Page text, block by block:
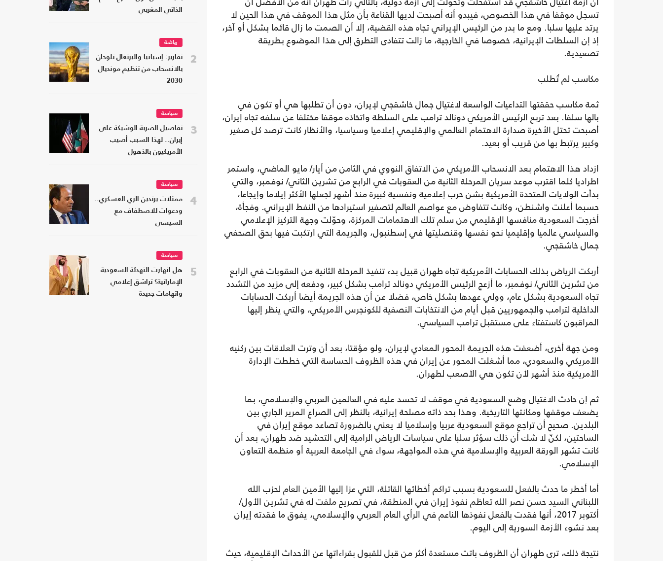
تسجل موقفا في هذا الخصوص، فيبدو أنه أصبحت لديها القناعة بأن مثل هذا الموقف في هذا الحين لا
يرتد عليها سلبا. ومع ما بدر من الرئيس الإيراني تجاه هذه القضية، إلا أن الصمت ما زال قائما بشكل أو آخر،
إذ إن السلطات الإيرانية، خصوصا في الخارجية، ما زالت تتفادى التطرق إلى هذا الموضوع بطريقة
تصعيدية.
مكاسب لم تُطلب
ثمة مكاسب حققتها التداعيات الواسعة لاغتيال جمال خاشقجي لإيران، دون أن تطلبها هي أو تكون في
بالها سلفا. بعد تربع الرئيس الأمريكي دونالد ترامب على السلطة واتخاذه موقفا مختلفا عن سلفه تجاه إيران،
أصبحت تحتل الأخيرة صدارة الاهتمام العالمي والإقليمي إعلاميا وسياسيا، والأنظار كانت ترصد كل صغير
وكبير يرتبط بها من قريب أو بعيد.
ازداد هذا الاهتمام بعد الانسحاب الأمريكي من الاتفاق النووي في الثامن من أيار/ مايو الماضي، واستمر
اطراديا كلما اقترب موعد سريان المرحلة الثانية من العقوبات في الرابع من تشرين الثاني/ نوفمبر، والتي
بدأت الولايات المتحدة الأمريكية بشن حرب إعلامية ونفسية كبيرة منذ أشهر لجعلها الأكثر إيلاما وإيجاعا،
حسبما أعلنت واشنطن، وكانت تتفاوض مع عواصم العالم لتصفير استيرادها من النفط الإيراني. وفجأة،
أخرجت السعودية منافسها الإقليمي من سلم تلك الاهتمامات المركزة، وحوّلت وجهة التركيز الإعلامي
والسياسي عالميا وإقليميا نحو نفسها وقنصليتها في إسطنبول، والجريمة التي ارتكبت فيها بحق الصحفي
جمال خاشقجي.
أربكت الرياض بذلك الحسابات الأمريكية تجاه طهران قبيل بدء تنفيذ المرحلة الثانية من العقوبات في الرابع
من تشرين الثاني/ نوفمبر، ما أزعج الرئيس الأمريكي دونالد ترامب بشكل كبير، ودفعه إلى مزيد من التشدد
تجاه السعودية بشكل عام، وولي عهدها بشكل خاص، فضلا عن أن هذه الجريمة أيضا أربكت الحسابات
الداخلية لترامب والجمهوريين قبل أيام من الانتخابات النصفية للكونجرس الأمريكي، والتي ينظر إليها
المراقبون كاستفتاء على مستقبل ترامب السياسي.
ومن جهة أخرى، أضعفت هذه الجريمة المحور المعادي لإيران، ولو مؤقتا، بعد أن وترت العلاقات بين ركنيه
الأمريكي والسعودي، مما أشغلت المحور عن إيران في هذه الظروف الحساسة التي خططت الإدارة
الأمريكية منذ أشهر لأن تكون هي الأصعب لطهران.
ثم إن حادث الاغتيال وضع السعودية في موقف لا تحسد عليه في العالمين العربي والإسلامي، بما
يضعف موقفها ومكانتها التاريخية. وهذا بحد ذاته مصلحة إيرانية، بالنظر إلى الصراع المرير الجاري بين
البلدين. صحيح أن تراجع موقع السعودية عربيا وإسلاميا لا يعني بالضرورة تصاعد موقع إيران في
الساحتين، لكنّ لا شك أن ذلك سؤثر سلبا على سياسات الرياض الرامية إلى التحشيد ضد طهران، بعد أن
كانت تشهر الورقة العربية والإسلامية في هذه المواجهة، سواء في الجامعة العربية أو منظمة التعاون
الإسلامي.
أما أخطر ما حدث بالفعل للسعودية بسبب تراكم أخطائها القاتلة، التي عزا إليها الأمين العام لحزب الله
اللبناني السيد حسن نصر الله تعاظم نفوذ إيران في المنطقة، في تصريح ملفت له في تشرين الأول/
أكتوبر 2017، أنها فقدت بالفعل نفوذها الناعم في الرأي العام العربي والإسلامي، يفوق ما فقدته إيران
بعد نشوء الأزمة السورية إلى اليوم.
نتيجة ذلك، ترى طهران أن الظروف باتت مستعدة أكثر من قبل للقبول بقراءاتها عن الأحداث الإقليمية، حيث
الذاتي المغربي
2
رياضة
تقارير: إسبانيا والبرتغال تلوحان
بالانسحاب من تنظيم مونديال
2030
3
سياسة
تفاصيل الضربة الوشيكة على
إيران.. لهذا السبب أصيب
الأمريكيون بالذهول
4
سياسة
ممثلات يرتدين الزي العسكري..
ودعوات للاصطفاف مع
السيسي
5
سياسة
هل انهارت التهدئة السعودية
الإماراتية؟ تراشق إعلامي
واتهامات جديدة